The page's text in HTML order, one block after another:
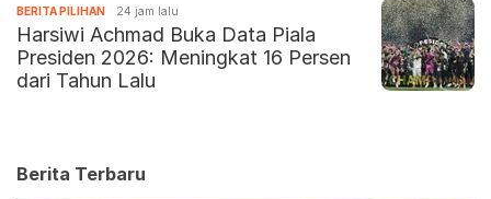
BERITA PILIHAN 24 jam lalu
Harsiwi Achmad Buka Data Piala
Presiden 2026: Meningkat 16 Persen
dari Tahun Lalu
Berita Terbaru